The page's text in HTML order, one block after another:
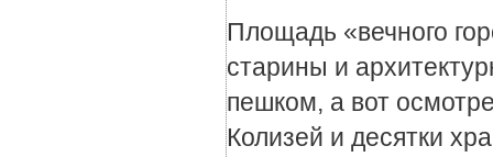
Площадь «вечного
старины и
пешком, а вот
Колизей и десятки